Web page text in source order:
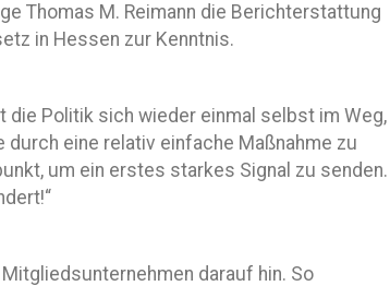
Thomas M. Reimann die Berichterstattung
in Hessen zur Kenntnis.
die Politik sich wieder einmal selbst im Weg,
eine relativ einfache Maßnahme zu
um ein erstes starkes Signal zu senden.
darauf hin. So